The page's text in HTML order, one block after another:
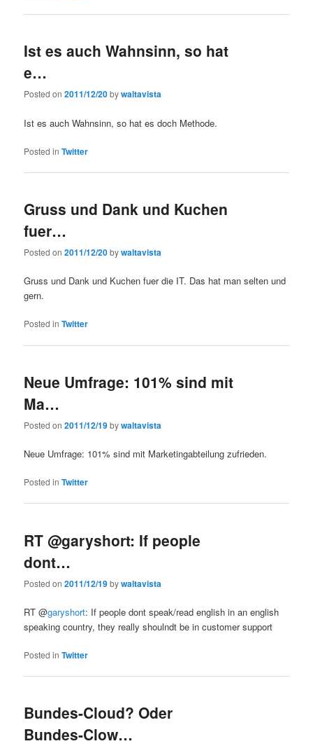
Ist es auch Wahnsinn, so hat
e…
Posted on2011/12/20bywaltavista
Ist es auch Wahnsinn, so hat es doch Methode.
Posted in Twitter
Gruss und Dank und Kuchen
fuer…
Posted on2011/12/20bywaltavista
Gruss und Dank und Kuchen fuer die IT. Das hat man selten und
gern.
Posted in Twitter
Neue Umfrage: 101% sind mit
Ma…
Posted on2011/12/19bywaltavista
Neue Umfrage: 101% sind mit Marketingabteilung zufrieden.
Posted in Twitter
RT @garyshort: If people
dont…
Posted on2011/12/19bywaltavista
RT @garyshort: If people dont speak/read english in an english
speaking country, they really shoulndt be in customer support
Posted in Twitter
Bundes-Cloud? Oder
Bundes-Clow…